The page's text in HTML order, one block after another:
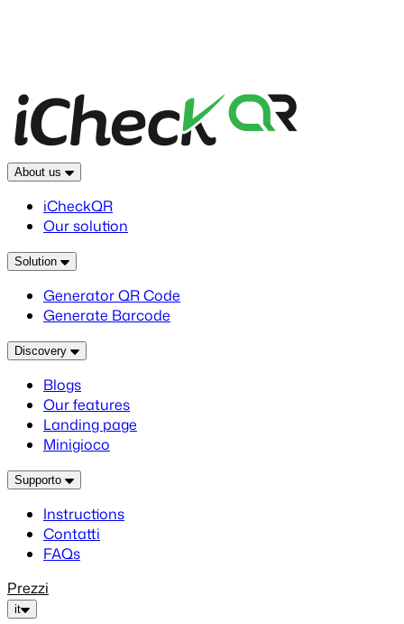
About us
iCheckQR
Our solution
Solution
Generator QR Code
Generate Barcode
Discovery
Blogs
Our features
Landing page
Minigioco
Supporto
Instructions
Contatti
FAQs
Prezzi
it